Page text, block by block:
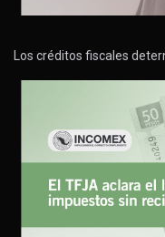
Los créditos fiscales